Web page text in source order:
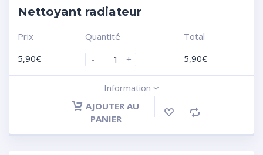
Nettoyant radiateur
Prix
5,90€
Quantité
-
+
Total
5,90€
Information
AJOUTER AU
PANIER